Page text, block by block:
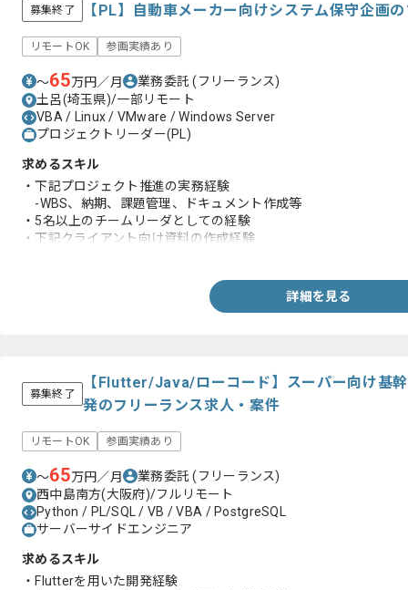
募集終了 【PL】自動車メーカー向けシステム保守企画
リモートOK 参画実績あり
〜65万円／月 業務委託(フリーランス)
土呂(埼玉県)/一部リモート
VBA / Linux / VMware / Windows Server
プロジェクトリーダー(PL)
求めるスキル
・下記プロジェクト推進の実務経験
-WBS、納期、課題管理、ドキュメント作成等
・5名以上のチームリーダとしての経験
・下記クライアント向け資料の作成経験
・Windows ServerOSの基本操作および実務経験
・Linux(RHELおよびCentOS 6,7)の基本操作および実務経験
詳細を見る
募集終了
【Flutter/Java/ローコード】スーパー向け基
発のフリーランス求人・案件
リモートOK 参画実績あり
〜65万円／月 業務委託(フリーランス)
西中島南方(大阪府)/フルリモート
Python / PL/SQL / VB / VBA / PostgreSQL
サーバーサイドエンジニア
求めるスキル
・Flutterを用いた開発経験